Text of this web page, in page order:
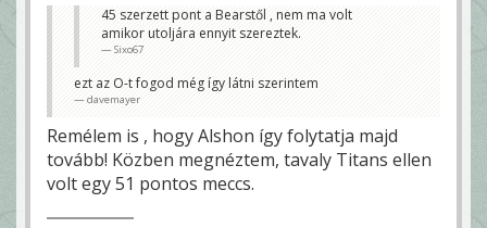
45 szerzett pont a Bearstől , nem ma volt
amikor utoljára ennyit szereztek.
Sixo67
ezt az O-t fogod még így látni szerintem
davemayer
Remélem is , hogy Alshon így folytatja majd
tovább! Közben megnéztem, tavaly Titans ellen
volt egy 51 pontos meccs.